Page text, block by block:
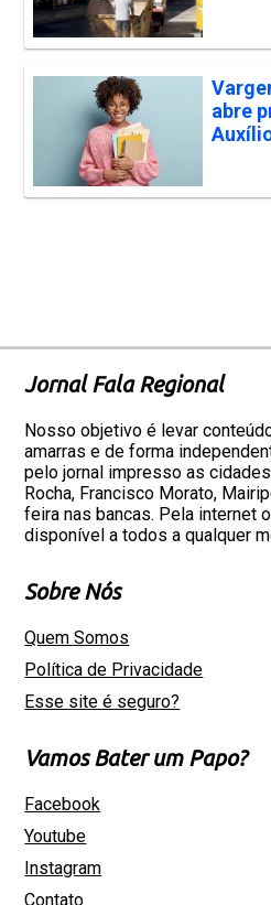
abre
Jornal Fala Regional
Nosso objetivo é levar
amarras e de forma
pelo jornal impresso as
Rocha, Francisco Morato,
feira nas bancas. Pela internet
disponível a todos a qualquer
Sobre Nós
Quem Somos
Política de Privacidade
Esse site é seguro?
Vamos Bater um Papo?
Facebook
Youtube
Instagram
Contato